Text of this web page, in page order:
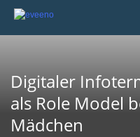
Digitaler
als Role Model
Mädchen